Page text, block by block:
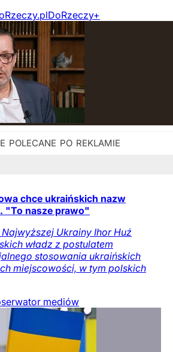
DoRzeczy+
chce ukraińskich nazw
"To nasze prawo"
Ukrainy Ihor Huź
władz z postulatem
stosowania ukraińskich
miejscowości, w tym polskich
mediów